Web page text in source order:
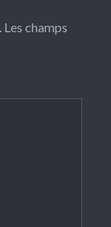
Les champs